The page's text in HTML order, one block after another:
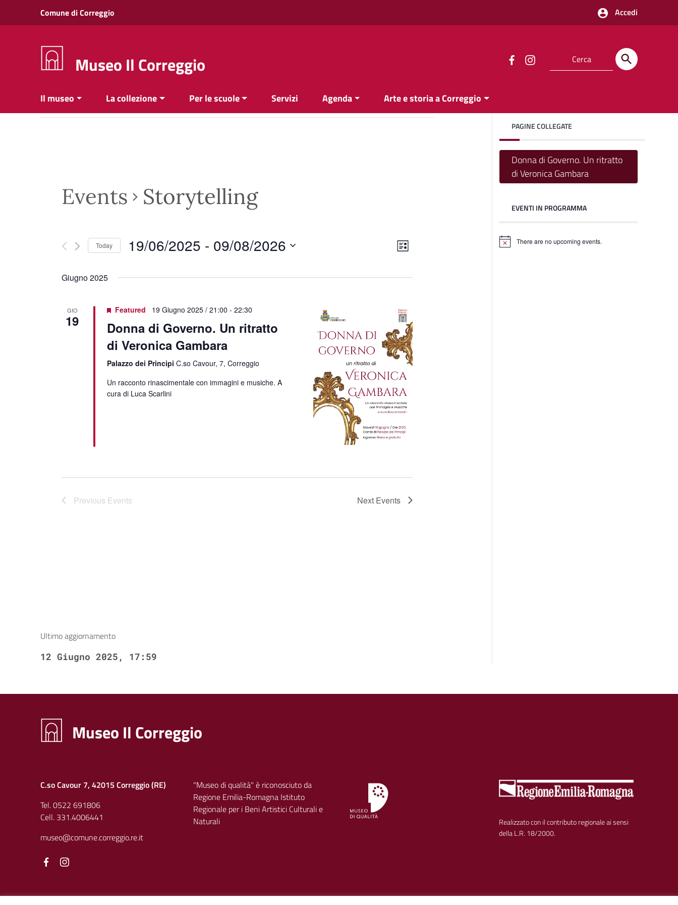
Vai ai contenuti
Vai al menu di navigazione
Comune di Correggio Accedi
Museo Il Correggio
Il museo La collezione Per le scuole Servizi Agenda Arte e storia a Correggio
Events Storytelling
Views
Event
Views
List
Today 19/06/2025 - 09/08/2026
date.
Giugno 2025
GIO
19
Featured 19 Giugno 2025 / 21:00 - 22:30
Donna di Governo. Un ritratto
di Veronica Gambara
Palazzo dei Principi C.so Cavour, 7, Correggio
Un racconto rinascimentale con immagini e musiche. A
cura di Luca Scarlini
Previous Events Next Events
Ultimo aggiornamento
12 Giugno 2025, 17:59
PAGINE COLLEGATE
Donna di Governo. Un ritratto
di Veronica Gambara
EVENTI IN PROGRAMMA
There are no upcoming events.
Museo Il Correggio
C.so Cavour 7, 42015 Correggio (RE)
Tel. 0522 691806
Cell. 331.4006441
museo@comune.correggio.re.it
Facebook
"Museo di qualità" è riconosciuto da
Regione Emilia-Romagna Istituto
Regionale per i Beni Artistici Culturali e
Naturali
Realizzato con il contributo regionale ai sensi
della L.R. 18/2000.